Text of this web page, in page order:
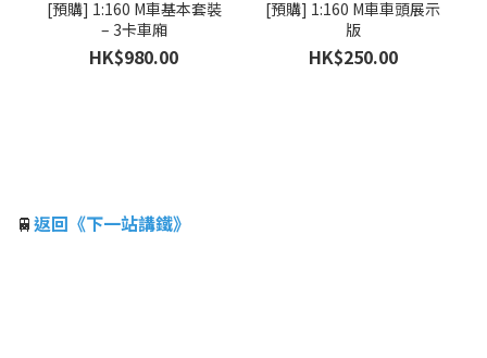
[預購] 1:160 M車基本套裝
– 3卡車廂
HK$980.00
[預購] 1:160 M車車頭展示
版
HK$250.00
🚆返回《下一站講鐵》